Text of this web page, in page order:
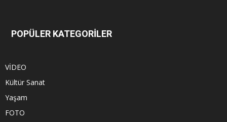
POPÜLER KATEGORİLER
VİDEO
Kültür Sanat
Yaşam
FOTO